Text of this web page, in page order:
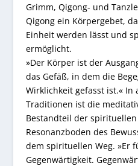
Grimm, Qigong- und
Qigong ein Körpergebet,
Einheit werden lässt und
ermöglicht.
»Der Körper ist der
das Gefäß, in dem die
Wirklichkeit gefasst ist.«
Traditionen ist die
Bestandteil der
Resonanzboden des
dem spirituellen Weg. »Er
Gegenwärtigkeit.